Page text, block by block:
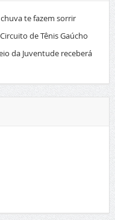
te fazem sorrir
de Tênis Gaúcho
da Juventude receberá